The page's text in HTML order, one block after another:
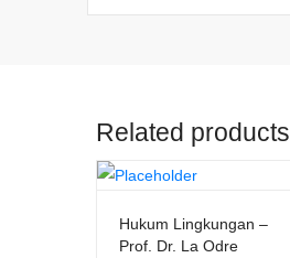
Related products
Hukum Lingkungan –
Prof. Dr. La Odre